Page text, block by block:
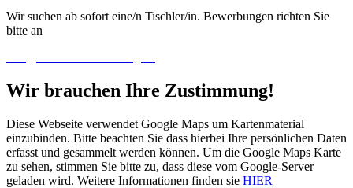
Wir suchen ab sofort eine/n Tischler/in. Bewerbungen richten Sie
bitte an
Wir brauchen Ihre Zustimmung!
Diese Webseite verwendet Google Maps um Kartenmaterial
einzubinden. Bitte beachten Sie dass hierbei Ihre persönlichen Daten
erfasst und gesammelt werden können. Um die Google Maps Karte
zu sehen, stimmen Sie bitte zu, dass diese vom Google-Server
geladen wird. Weitere Informationen finden sie HIER